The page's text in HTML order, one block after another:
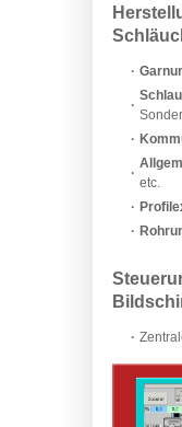
·
·
·
·
etc.
·
·
·